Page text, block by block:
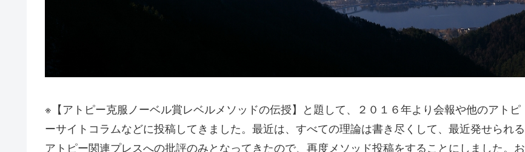
※【アトピー克服ノーベル賞レベルメソッドの伝授】と題して、２０１６年より会報や他のアトピ
ーサイトコラムなどに投稿してきました。最近は、すべての理論は書き尽くして、最近発せられる
アトピー関連プレスへの批評のみとなってきたので、再度メソッド投稿をすることにしました。お